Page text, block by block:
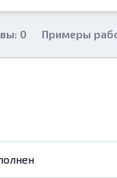
0 Примеры